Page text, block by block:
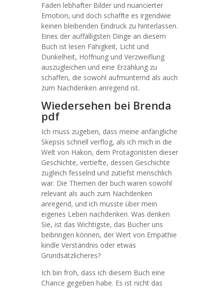
Fäden lebhafter Bilder und nuancierter
Emotion, und doch schaffte es irgendwie
keinen bleibenden Eindruck zu hinterlassen.
Eines der auffälligsten Dinge an diesem
Buch ist lesen Fähigkeit, Licht und
Dunkelheit, Hoffnung und Verzweiflung
auszugleichen und eine Erzählung zu
schaffen, die sowohl aufmunternd als auch
zum Nachdenken anregend ist.
Wiedersehen bei Brenda
pdf
Ich muss zugeben, dass meine anfängliche
Skepsis schnell verflog, als ich mich in die
Welt von Hakon, dem Protagonisten dieser
Geschichte, vertiefte, dessen Geschichte
zugleich fesselnd und zutiefst menschlich
war. Die Themen der buch waren sowohl
relevant als auch zum Nachdenken
anregend, und ich musste über mein
eigenes Leben nachdenken. Was denken
Sie, ist das Wichtigste, das Bücher uns
beibringen können, der Wert von Empathie
kindle Verständnis oder etwas
Grundsätzlicheres?
Ich bin froh, dass ich diesem Buch eine
Chance gegeben habe. Es ist nicht das